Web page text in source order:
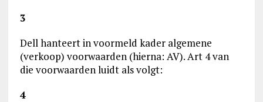
3
Dell hanteert in voormeld kader algemene
(verkoop) voorwaarden (hierna: AV). Art 4 van
die voorwaarden luidt als volgt:
4